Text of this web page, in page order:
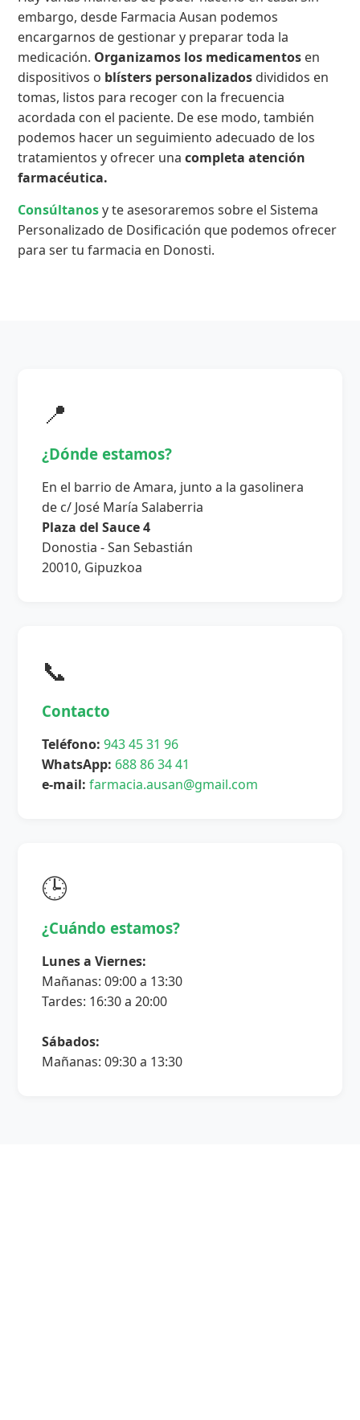
embargo, desde Farmacia Ausan podemos
encargarnos de gestionar y preparar toda la
medicación. Organizamos los medicamentos en
dispositivos o blísters personalizados divididos en
tomas, listos para recoger con la frecuencia
acordada con el paciente. De ese modo, también
podemos hacer un seguimiento adecuado de los
tratamientos y ofrecer unacompleta atención
farmacéutica.
Consúltanosy te asesoraremos sobre el Sistema
Personalizado de Dosificación que podemos ofrecer
para ser tu farmacia en Donosti.
📍
¿Dónde estamos?
En el barrio de Amara, junto a la gasolinera
de c/ José María Salaberria
Plaza del Sauce 4
Donostia - San Sebastián
20010, Gipuzkoa
📞
Contacto
Teléfono: 943 45 31 96
WhatsApp: 688 86 34 41
e-mail: farmacia.ausan@gmail.com
🕒
¿Cuándo estamos?
Lunes a Viernes:
Mañanas: 09:00 a 13:30
Tardes: 16:30 a 20:00
Sábados:
Mañanas: 09:30 a 13:30